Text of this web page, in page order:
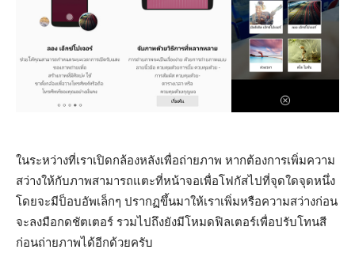
ในระหว่างที่เราเปิดกล้องหลังเพื่อถ่ายภาพ หากต้องการเพิ่มความ
สว่างให้กับภาพสามารถแตะที่หน้าจอเพื่อโฟกัสไปที่จุดใดจุดหนึ่ง
โดยจะมีป็อบอัพเล็กๆ ปรากฏขึ้นมาให้เราเพิ่มหรือความสว่างก่อน
จะลงมือกดชัตเตอร์ รวมไปถึงยังมีโหมดฟิลเตอร์เพื่อปรับโทนสี
ก่อนถ่ายภาพได้อีกด้วยครับ